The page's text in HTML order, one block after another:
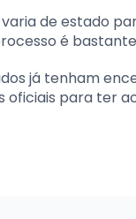
de estado
é
já tenham
oficiais para ter